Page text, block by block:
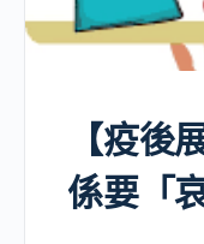
【疫後
係要「